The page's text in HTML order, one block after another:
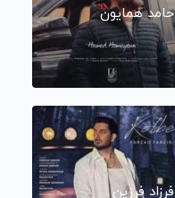
حامد همایون
فرزاد فرزین